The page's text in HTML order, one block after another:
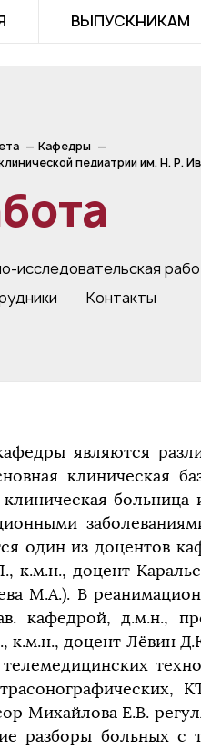
ВЫПУСКНИКАМ
Кафедры
педиатрии им. Н. Р.
исследовательская
Контакты
являются
клиническая
один из доцентов
к.м.н., доцент
М.А.). В
кафедрой, д.м.н.,
к.м.н., доцент Лёвин
Михайлова Е.В.
разборы больных с